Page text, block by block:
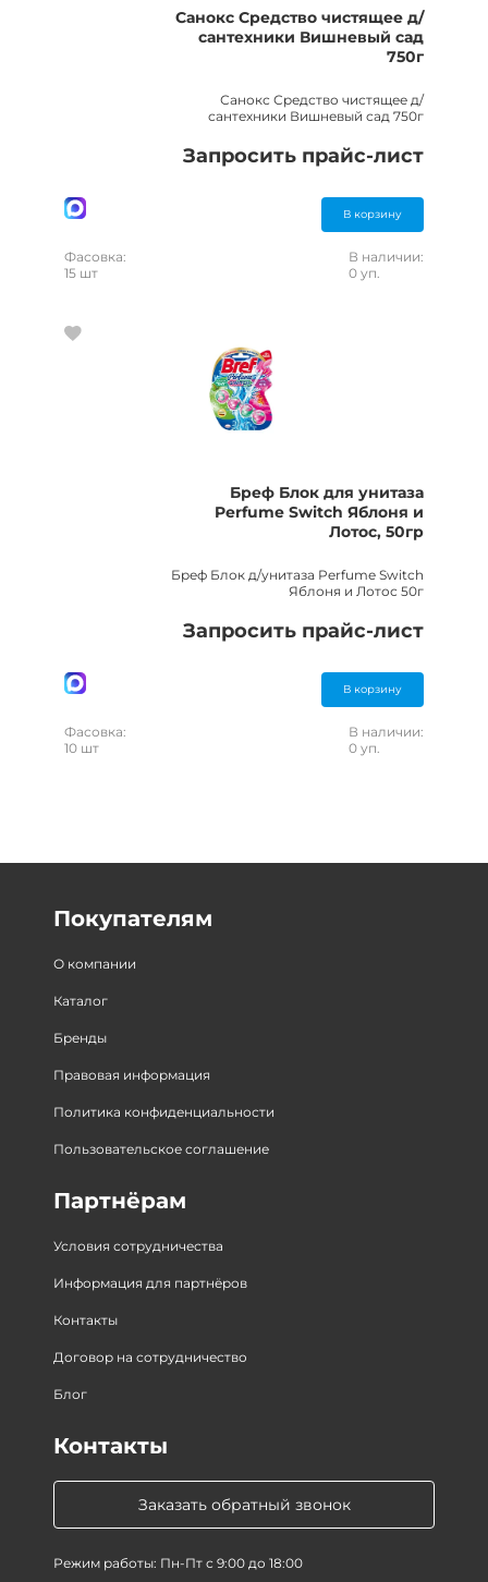
Санокс Средство чистящее д/
сантехники Вишневый сад
750г
Санокс Средство чистящее д/
сантехники Вишневый сад 750г
Запросить прайс-лист
В корзину
Фасовка:
15 шт
В наличии:
0 уп.
Бреф Блок для унитаза
Perfume Switch Яблоня и
Лотос, 50гр
Бреф Блок д/унитаза Perfume Switch
Яблоня и Лотос 50г
Запросить прайс-лист
В корзину
Фасовка:
10 шт
В наличии:
0 уп.
Покупателям
О компании
Каталог
Бренды
Правовая информация
Политика конфиденциальности
Пользовательское соглашение
Партнёрам
Условия сотрудничества
Информация для партнёров
Контакты
Договор на сотрудничество
Блог
Заказать обратный звонок
Режим работы: Пн-Пт с 9:00 до 18:00
Контакты